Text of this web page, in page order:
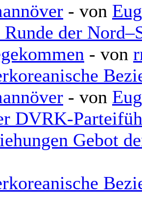
- von
Runde der
- von
- von
DVRK-
Gebot